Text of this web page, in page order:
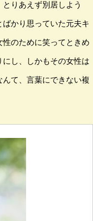
りあえず別居しよう
かり思っていた元夫キ
性のために笑ってときめ
し、しかもその女性は
て、言葉にできない複